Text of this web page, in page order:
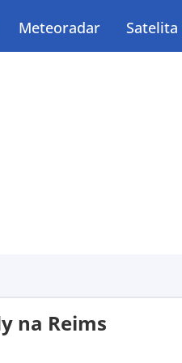
Meteoradar Satelita
na Reims